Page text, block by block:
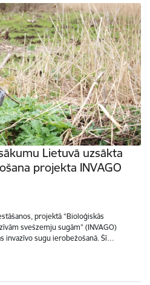
Lietuvā uzsākta
projekta INVAGO
projektā “Bioloģiskās
svešzemju sugām” (INVAGO)
invazīvo sugu ierobežošanā. Šī…